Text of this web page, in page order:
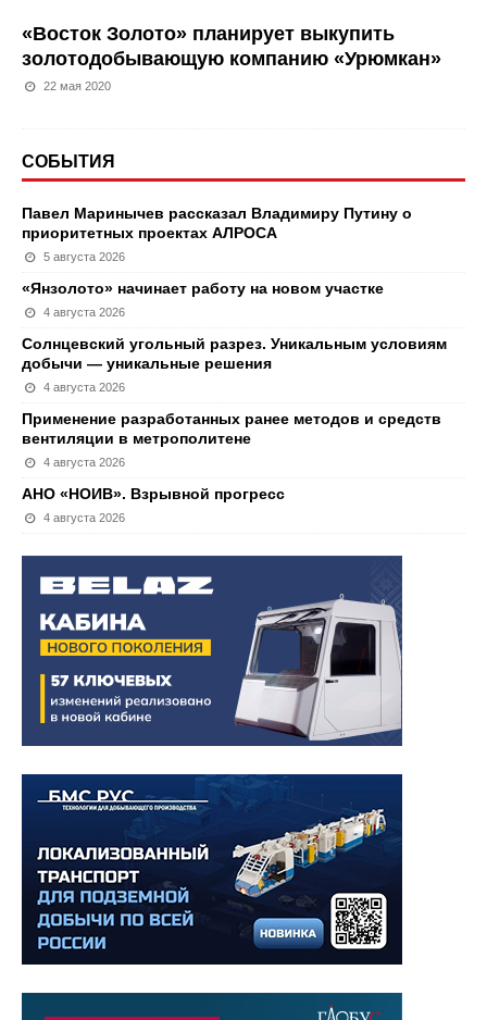
«Восток Золото» планирует выкупить
золотодобывающую компанию «Урюмкан»
22 мая 2020
СОБЫТИЯ
Павел Маринычев рассказал Владимиру Путину о
приоритетных проектах АЛРОСА
5 августа 2026
«Янзолото» начинает работу на новом участке
4 августа 2026
Солнцевский угольный разрез. Уникальным условиям
добычи — уникальные решения
4 августа 2026
Применение разработанных ранее методов и средств
вентиляции в метрополитене
4 августа 2026
АНО «НОИВ». Взрывной прогресс
4 августа 2026